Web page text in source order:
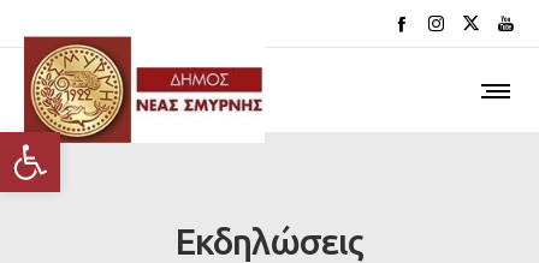
Ανοίξτε τη γραμμή εργαλείων
Εκδηλώσεις